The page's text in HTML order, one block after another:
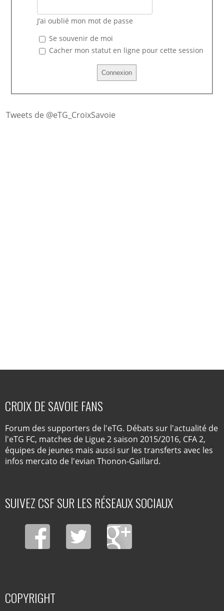
J’ai oublié mon mot de passe
Se souvenir de moi
Cacher mon statut en ligne pour cette session
Tweets de @eTG_CroixSavoie
CROIX DE SAVOIE FANS
Forum des supporters de l'eTG. Débats sur l'actualité de
l'eTG FC, matches de Ligue 2 saison 2015/2016, CFA 2,
équipes de jeunes mais aussi sur les transferts avec les
infos mercato de l'evian Thonon-Gaillard.
SUIVEZ CSF SUR LES RÉSEAUX SOCIAUX
COPYRIGHT